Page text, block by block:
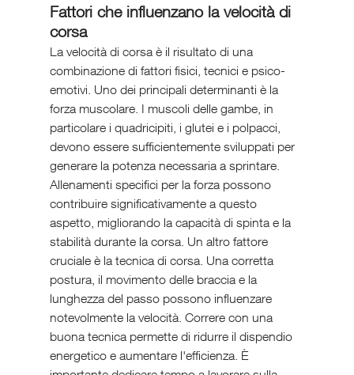
Fattori che influenzano la velocità di
corsa
La velocità di corsa è il risultato di una
combinazione di fattori fisici, tecnici e psico-
emotivi. Uno dei principali determinanti è la
forza muscolare. I muscoli delle gambe, in
particolare i quadricipiti, i glutei e i polpacci,
devono essere sufficientemente sviluppati per
generare la potenza necessaria a sprintare.
Allenamenti specifici per la forza possono
contribuire significativamente a questo
aspetto, migliorando la capacità di spinta e la
stabilità durante la corsa. Un altro fattore
cruciale è la tecnica di corsa. Una corretta
postura, il movimento delle braccia e la
lunghezza del passo possono influenzare
notevolmente la velocità. Correre con una
buona tecnica permette di ridurre il dispendio
energetico e aumentare l'efficienza. È